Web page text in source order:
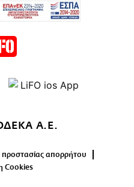
Α.Ε.
προστασίας απορρήτου
Cookies